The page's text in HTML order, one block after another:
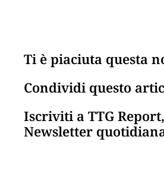
Ti è piaciuta questa
Condividi questo
Iscriviti a TTG
Newsletter